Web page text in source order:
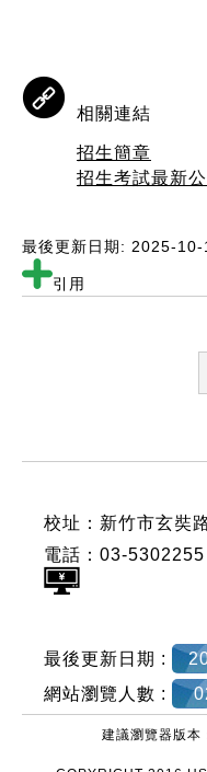
相關連結
招生簡章
招生考試最新
最後更新日期: 2025-10-
引用
校址：新竹市玄奘
電話：03-
最後更新日期 :
網站瀏覽人數 :
建議瀏覽器版本